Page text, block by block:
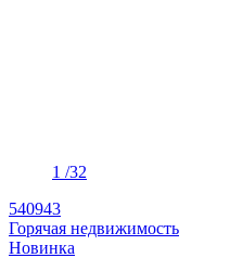
1 /32
540943
Горячая недвижимость
Новинка